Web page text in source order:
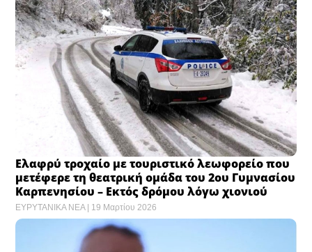
Ελαφρύ τροχαίο με τουριστικό λεωφορείο που
μετέφερε τη θεατρική ομάδα του 2ου Γυμνασίου
Καρπενησίου – Εκτός δρόμου λόγω χιονιού
ΕΥΡΥΤΑΝΙΚΑ ΝΕΑ 19 Μαρτίου 2026